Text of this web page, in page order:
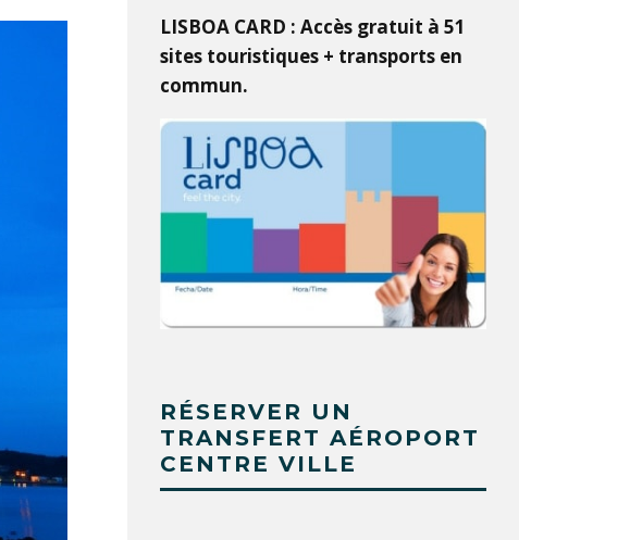
LISBOA CARD : Accès gratuit à 51
sites touristiques + transports en
commun.
RÉSERVER UN
TRANSFERT AÉROPORT
CENTRE VILLE